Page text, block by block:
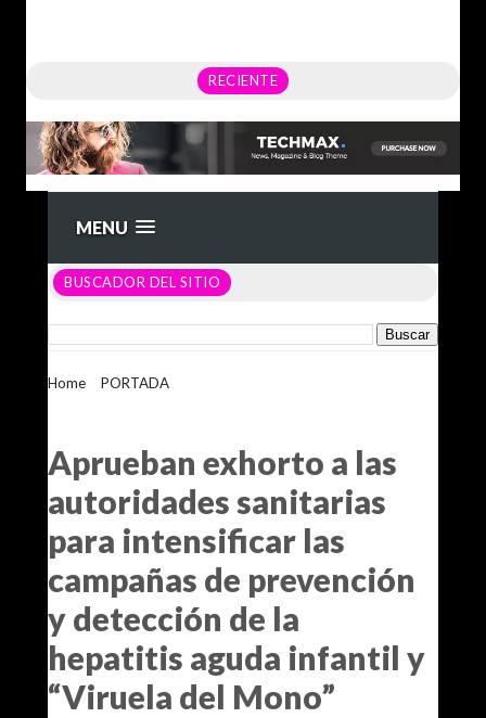
RECIENTE
MENU
BUSCADOR DEL SITIO
Home PORTADA
Aprueban exhorto a las
autoridades sanitarias
para intensificar las
campañas de prevención
y detección de la
hepatitis aguda infantil y
“Viruela del Mono”